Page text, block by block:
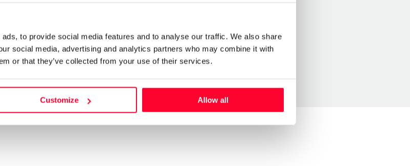
to provide social media features and to analyse our traffic. We also share
social media, advertising and analytics partners who may combine it with
or that they’ve collected from your use of their services.
Customize Allow all